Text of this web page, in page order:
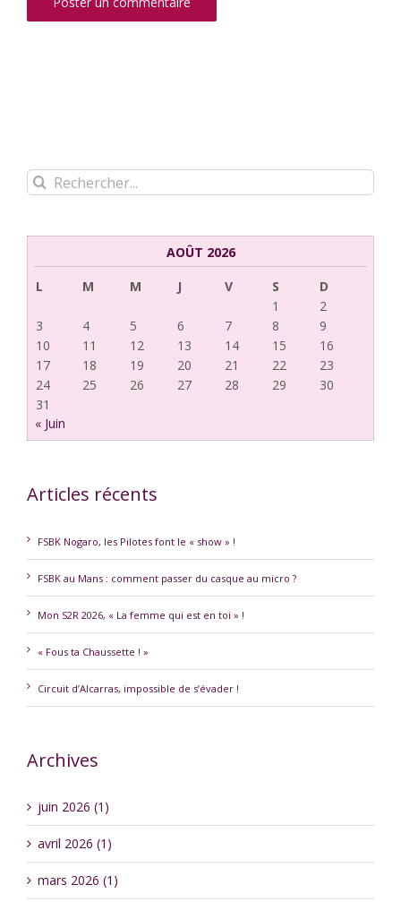
Rechercher:
AOÛT 2026
L
M M J V S
D
1
2
3
4 5 6 7 8
9
10
11 12 13 14 15
16
17
18 19 20 21 22
23
24
25 26 27 28 29
30
31
« Juin
Articles récents
FSBK Nogaro, les Pilotes font le « show » !
FSBK au Mans : comment passer du casque au micro ?
Mon S2R 2026, « La femme qui est en toi » !
« Fous ta Chaussette ! »
Circuit d’Alcarras, impossible de s’évader !
Archives
juin 2026 (1)
avril 2026 (1)
mars 2026 (1)